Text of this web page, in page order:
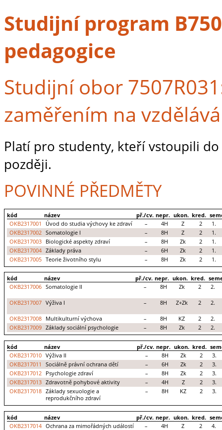
Studijní program
pedagogice
Studijní obor
zaměřením na
Platí pro studenty, kteří vstoupili
později.
POVINNÉ PŘEDMĚTY
kód název př./cv. nepr. ukon. kred.
OKB2317001
Úvod do studia výchovy ke zdraví – 4H Z 2
1.
OKB2317002 Somatologie I – 8H Z 2
1.
OKB2317003
Biologické aspekty zdraví – 8H Zk 2
1.
OKB2317004 Základy práva – 6H Zk 2
1.
OKB2317005 Teorie životního stylu – 8H Zk 2 1.
kód název př./cv. nepr. ukon. kred.
OKB2317006 Somatologie II – 8H Zk 2 2.
OKB2317007 Výživa I – 8H Z+Zk 2 2.
OKB2317008 Multikulturní výchova – 8H KZ 2
2.
OKB2317009 Základy sociální psychologie – 8H Zk 2 2.
kód název př./cv. nepr. ukon. kred.
OKB2317010 Výživa II – 8H Zk 2
3.
OKB2317011
Sociálně právní ochrana dětí – 6H Zk 2
3.
OKB2317012
Psychologie zdraví – 8H Zk 2
3.
OKB2317013 Zdravotně pohybové aktivity – 4H Z 2
3.
OKB2317018 Základy sexuologie a
reprodukčního zdraví
– 8H KZ 2 3.
kód název př./cv. nepr. ukon. kred.
OKB2317014 Ochrana za mimořádných událostí – 4H Z 2
4.